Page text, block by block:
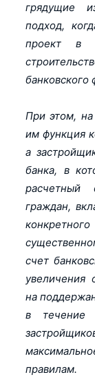
грядущие
подход,
проект в
банковского
При этом, на
им функция
а
банка, в
расчетный
граждан,
счет
увеличения
на
в течение
правилам.